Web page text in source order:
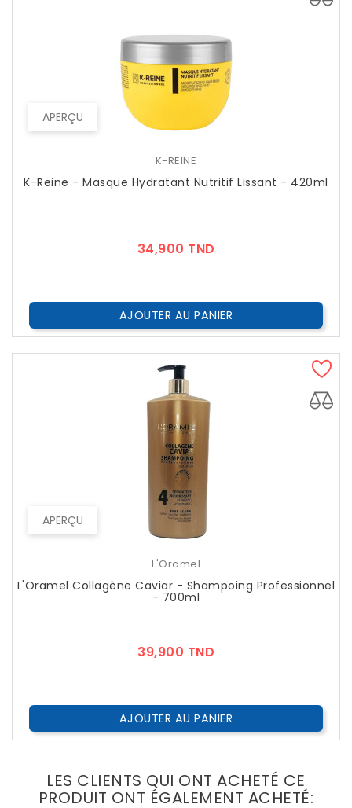
APERÇU
K-REINE
K-Reine - Masque Hydratant Nutritif Lissant - 420ml
34,900 TND
AJOUTER AU PANIER
APERÇU
L'Oramel
L'Oramel Collagène Caviar - Shampoing Professionnel
- 700ml
39,900 TND
AJOUTER AU PANIER
LES CLIENTS QUI ONT ACHETÉ CE
PRODUIT ONT ÉGALEMENT ACHETÉ: